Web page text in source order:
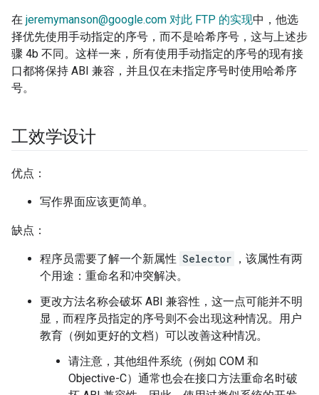
在 jeremymanson@google.com 对此 FTP 的实现中，他选
择优先使用手动指定的序号，而不是哈希序号，这与上述步
骤 4b 不同。这样一来，所有使用手动指定的序号的现有接
口都将保持 ABI 兼容，并且仅在未指定序号时使用哈希序
号。
工效学设计
优点：
写作界面应该更简单。
缺点：
程序员需要了解一个新属性 Selector ，该属性有两
个用途：重命名和冲突解决。
更改方法名称会破坏 ABI 兼容性，这一点可能并不明
显，而程序员指定的序号则不会出现这种情况。用户
教育（例如更好的文档）可以改善这种情况。
请注意，其他组件系统（例如 COM 和
Objective-C）通常也会在接口方法重命名时破